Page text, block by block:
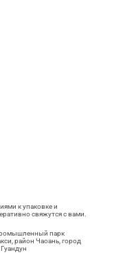
к упаковке и
свяжутся с вами.
парк
район Чаоань, город